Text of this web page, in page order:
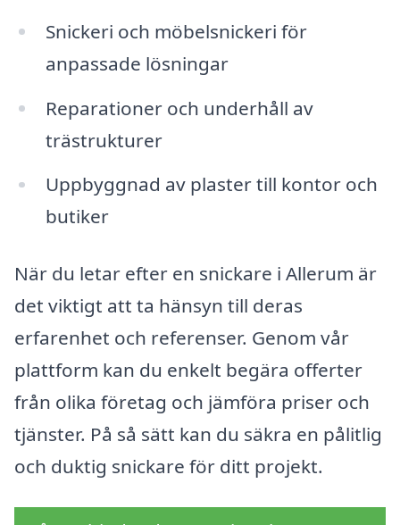
Snickeri och möbelsnickeri för
anpassade lösningar
Reparationer och underhåll av
trästrukturer
Uppbyggnad av plaster till kontor och
butiker
När du letar efter en snickare i Allerum är
det viktigt att ta hänsyn till deras
erfarenhet och referenser. Genom vår
plattform kan du enkelt begära offerter
från olika företag och jämföra priser och
tjänster. På så sätt kan du säkra en pålitlig
och duktig snickare för ditt projekt.